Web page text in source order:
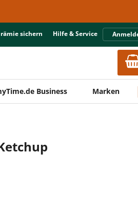
sichern Hilfe & Service
Business Marken